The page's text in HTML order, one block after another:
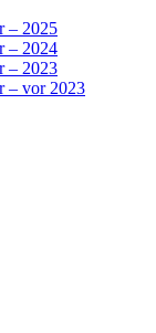
– 2025
– 2024
– 2023
– vor 2023